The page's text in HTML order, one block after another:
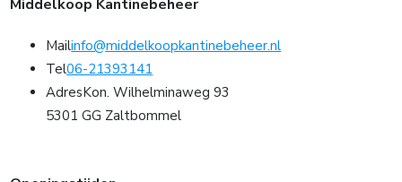
Middelkoop Kantinebeheer
Mailinfo@middelkoopkantinebeheer.nl
Tel06-21393141
AdresKon. Wilhelminaweg 93
5301 GG Zaltbommel